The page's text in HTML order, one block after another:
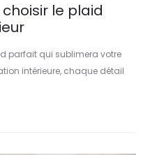
le plaid
parfait qui sublimera votre
intérieure, chaque détail